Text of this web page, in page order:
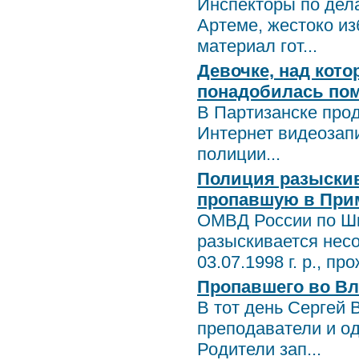
Инспекторы по
Артеме, жестоко
материал гот...
Девочке, над
понадобилась
В Партизанске
Интернет
полиции...
Полиция
пропавшую в
ОМВД России по
разыскивается
03.07.1998 г. р.,
Пропавшего во
В тот день Сергей
преподаватели и
Родители зап...